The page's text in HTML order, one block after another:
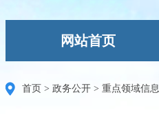
网站首页
首页 > 政务公开 > 重点领域信